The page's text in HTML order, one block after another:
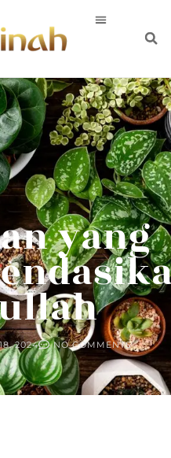
yang
2024 NO COMMENTS